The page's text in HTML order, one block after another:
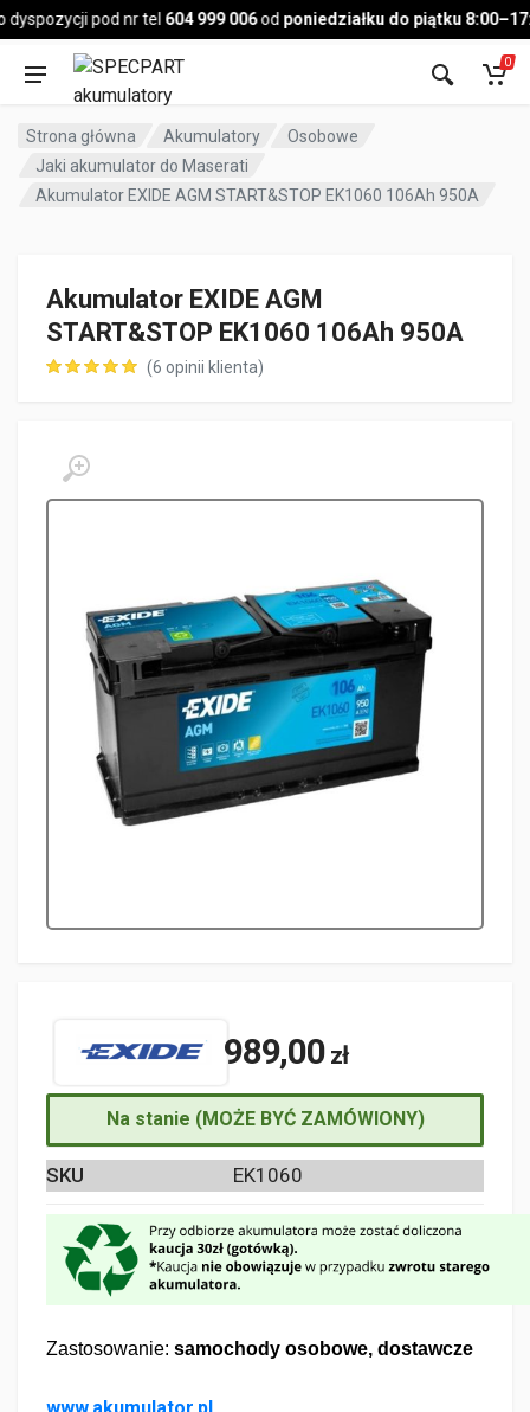
pod nr tel604 999 006odponiedziałku do piątku
Pojazd
0
Strona główna Akumulatory
Osobowe
Jaki akumulator do Maserati
Akumulator EXIDE AGM START&STOP EK1060 106Ah 950A
Akumulator EXIDE AGM
START&STOP EK1060 106Ah 950A
(6 opinii klienta)
989,00 zł
Na stanie (MOŻE BYĆ ZAMÓWIONY)
SKU EK1060
Zastosowanie: samochody osobowe, dostawcze